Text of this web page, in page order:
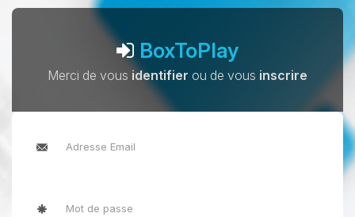
BoxToPlay
Merci de vous identifier ou de vous inscrire